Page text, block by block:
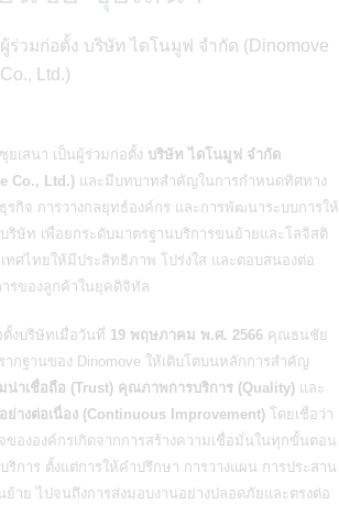
ผู้ร่วมก่อตั้ง บริษัท ไดโนมูฟ จำกัด (Dinomove
Co., Ltd.)
เสนา เป็นผู้ร่วมก่อตั้ง บริษัท ไดโนมูฟ จำกัด
Co., Ltd.) และมีบทบาทสำคัญในการกำหนดทิศทาง
รกิจ การวางกลยุทธ์องค์กร และการพัฒนาระบบการให้
ริษัท เพื่อยกระดับมาตรฐานบริการขนย้ายและโลจิสติ
ทศไทยให้มีประสิทธิภาพ โปร่งใส และตอบสนองต่อ
รของลูกค้าในยุคดิจิทัล
งบริษัทเมื่อวันที่ 19 พฤษภาคม พ.ศ. 2566 คุณธนชัย
ากฐานของ Dinomove ให้เติบโตบนหลักการสำคัญ
น่าเชื่อถือ (Trust) คุณภาพการบริการ (Quality) และ
างต่อเนื่อง (Continuous Improvement) โดยเชื่อว่า
ขององค์กรเกิดจากการสร้างความเชื่อมั่นในทุกขั้นตอน
ริการ ตั้งแต่การให้คำปรึกษา การวางแผน การประสาน
ย้าย ไปจนถึงการส่งมอบงานอย่างปลอดภัยและตรงต่อ